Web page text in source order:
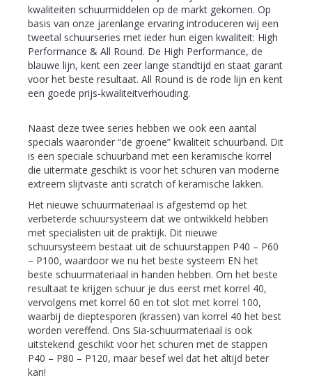
kwaliteiten schuurmiddelen op de markt gekomen. Op
basis van onze jarenlange ervaring introduceren wij een
tweetal schuurseries met ieder hun eigen kwaliteit: High
Performance & All Round. De High Performance, de
blauwe lijn, kent een zeer lange standtijd en staat garant
voor het beste resultaat. All Round is de rode lijn en kent
een goede prijs-kwaliteitverhouding.
Naast deze twee series hebben we ook een aantal
specials waaronder “de groene” kwaliteit schuurband. Dit
is een speciale schuurband met een keramische korrel
die uitermate geschikt is voor het schuren van moderne
extreem slijtvaste anti scratch of keramische lakken.
Het nieuwe schuurmateriaal is afgestemd op het
verbeterde schuursysteem dat we ontwikkeld hebben
met specialisten uit de praktijk. Dit nieuwe
schuursysteem bestaat uit de schuurstappen P40 – P60
– P100, waardoor we nu het beste systeem EN het
beste schuurmateriaal in handen hebben. Om het beste
resultaat te krijgen schuur je dus eerst met korrel 40,
vervolgens met korrel 60 en tot slot met korrel 100,
waarbij de dieptesporen (krassen) van korrel 40 het best
worden vereffend. Ons Sia-schuurmateriaal is ook
uitstekend geschikt voor het schuren met de stappen
P40 – P80 – P120, maar besef wel dat het altijd beter
kan!